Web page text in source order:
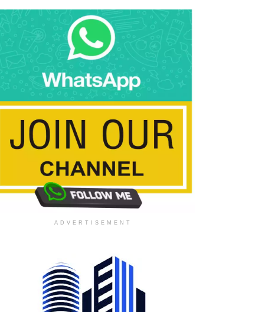
ADVERTISEMENT